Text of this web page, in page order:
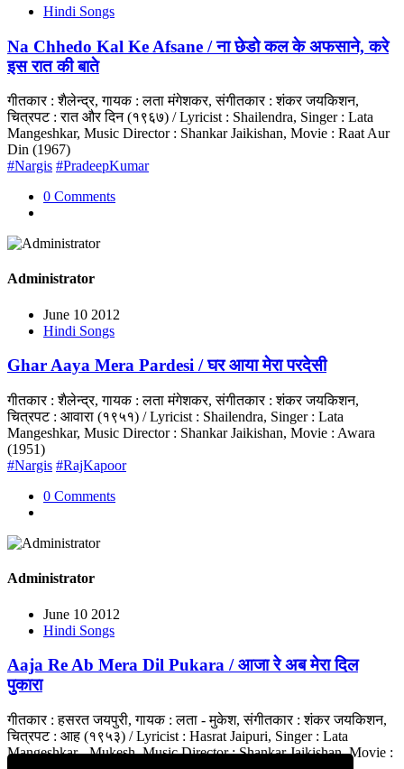
Hindi Songs
Na Chhedo Kal Ke Afsane / ना छेडो कल के अफसाने, करे
इस रात की बाते
गीतकार : शैलेन्द्र, गायक : लता मंगेशकर, संगीतकार : शंकर जयकिशन,
चित्रपट : रात और दिन (१९६७) / Lyricist : Shailendra, Singer : Lata
Mangeshkar, Music Director : Shankar Jaikishan, Movie : Raat Aur
Din (1967)
#Nargis #PradeepKumar
0 Comments
Administrator
June 10 2012
Hindi Songs
Ghar Aaya Mera Pardesi / घर आया मेरा परदेसी
गीतकार : शैलेन्द्र, गायक : लता मंगेशकर, संगीतकार : शंकर जयकिशन,
चित्रपट : आवारा (१९५१) / Lyricist : Shailendra, Singer : Lata
Mangeshkar, Music Director : Shankar Jaikishan, Movie : Awara
(1951)
#Nargis #RajKapoor
0 Comments
Administrator
June 10 2012
Hindi Songs
Aaja Re Ab Mera Dil Pukara / आजा रे अब मेरा दिल
पुकारा
गीतकार : हसरत जयपुरी, गायक : लता - मुकेश, संगीतकार : शंकर जयकिशन,
चित्रपट : आह (१९५३) / Lyricist : Hasrat Jaipuri, Singer : Lata
Mangeshkar - Mukesh, Music Director : Shankar Jaikishan, Movie :